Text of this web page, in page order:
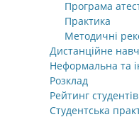
Програма
Практика
Методичні
Дистанційне
Неформальна та
Розклад
Рейтинг студентів
Студентська